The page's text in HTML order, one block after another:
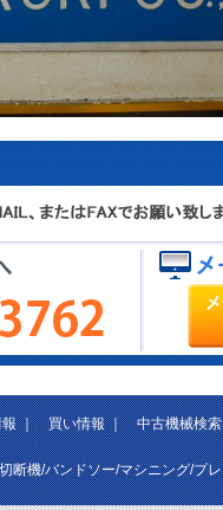
｜買い情報｜中古機械検索
断機/バンドソー/マシニング/プ